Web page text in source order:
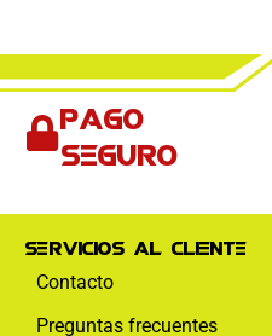
Pago
seguro
Servicios al cliente
Contacto
Preguntas frecuentes